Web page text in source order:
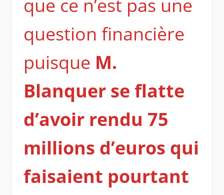
que ce n’est pas une
question financière
puisque M.
Blanquer se flatte
d’avoir rendu 75
millions d’euros qui
faisaient pourtant